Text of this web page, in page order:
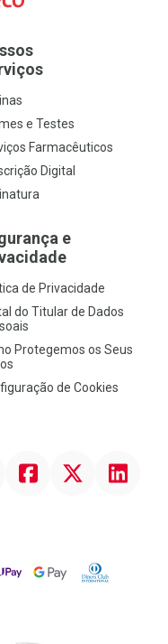
e Testes
Farmacêuticos
Digital
e
de Privacidade
do Titular de Dados
Protegemos os Seus
de Cookies
Facebook Linkedin
Google PayDiners Club